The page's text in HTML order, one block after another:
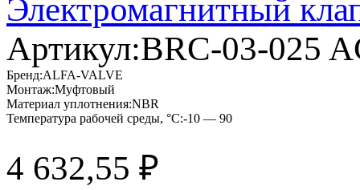
Электромагнитный
Артикул:BRC-03-025
Бренд:ALFA-VALVE
Монтаж:Муфтовый
Материал уплотнения:NBR
Температура рабочей среды, °C:-10 — 90
4 632,55 ₽